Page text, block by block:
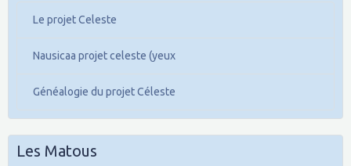
Le projet Celeste
Nausicaa projet celeste (yeux
Généalogie du projet Céleste
Les Matous